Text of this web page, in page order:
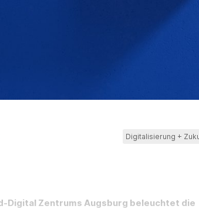
Digitalisierung +
Digital Zentrums Augsburg beleuchtet die